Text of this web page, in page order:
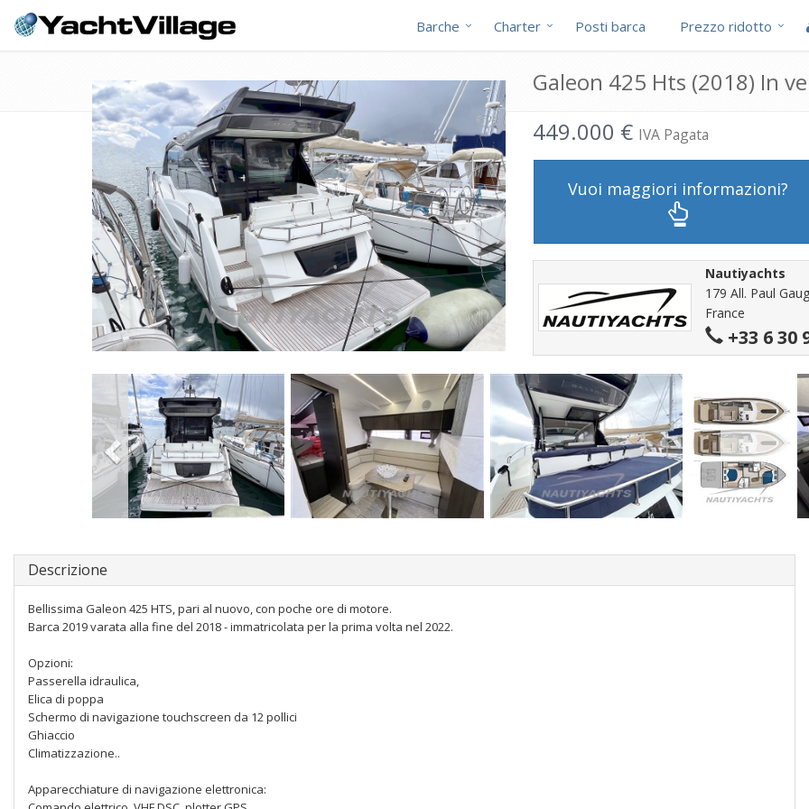
Barche Charter Posti barca Prezzo ridotto
Galeon 425 Hts (2018) In
449.000 € IVA Pagata
Vuoi maggiori informazioni?
Nautiyachts
179 All. Paul
France
+33 6 30
Descrizione
Bellissima Galeon 425 HTS, pari al nuovo, con poche ore di motore.
Barca 2019 varata alla fine del 2018 - immatricolata per la prima volta nel 2022.
Opzioni:
Passerella idraulica,
Elica di poppa
Schermo di navigazione touchscreen da 12 pollici
Ghiaccio
Climatizzazione..
Apparecchiature di navigazione elettronica: